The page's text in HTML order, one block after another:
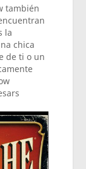
también
la
chica
de ti o un